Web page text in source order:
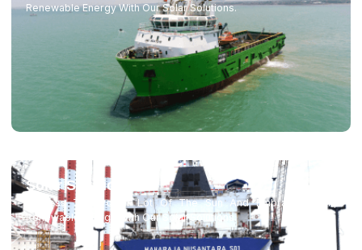
Renewable Energy With Our Solar Solutions.
Solar Solutions
Harness The Power Lot Of The Sun And Embrace Clean,
Renewable Energy With Our Solar Solutions.